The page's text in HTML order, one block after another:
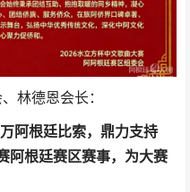
林德恩会长：
阿根廷比索，鼎力支持
阿根廷赛区赛事，为大赛